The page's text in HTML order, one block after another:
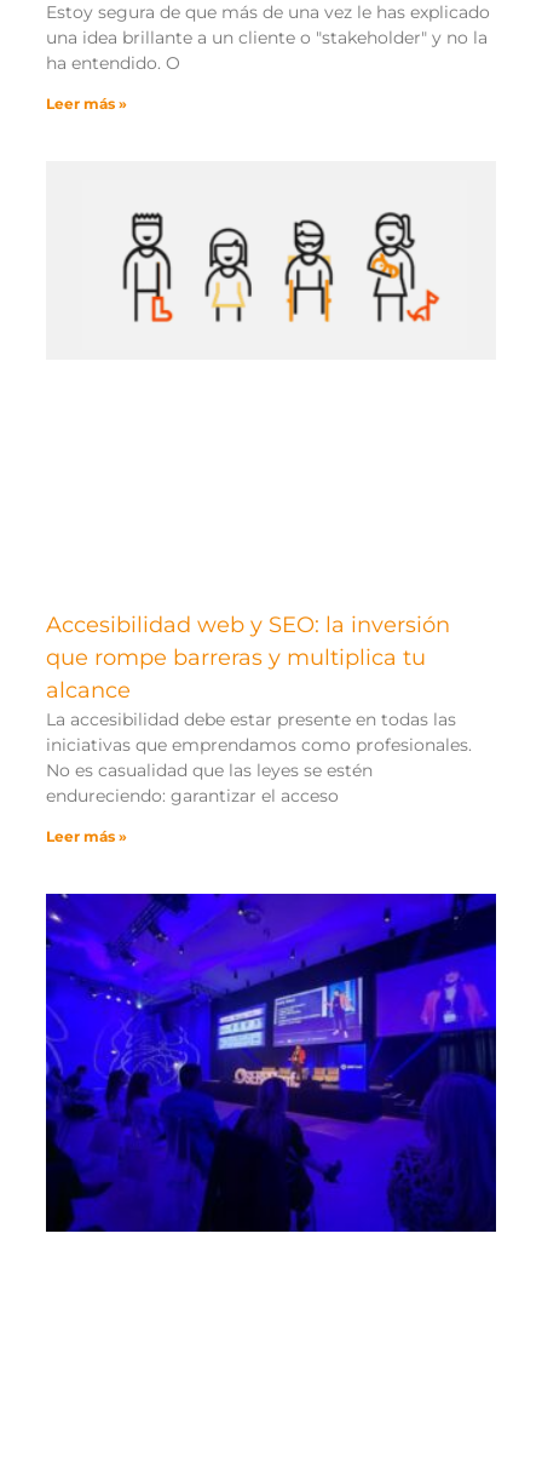
Estoy segura de que más de una vez le has explicado
una idea brillante a un cliente o "stakeholder" y no la
ha entendido. O
Leer más »
Accesibilidad web y SEO: la inversión
que rompe barreras y multiplica tu
alcance
La accesibilidad debe estar presente en todas las
iniciativas que emprendamos como profesionales.
No es casualidad que las leyes se estén
endureciendo: garantizar el acceso
Leer más »